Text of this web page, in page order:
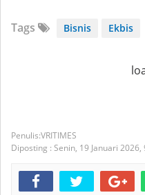
Tags Bisnis Ekbis
VRITIMES
Diposting : Senin, 19 Januari 2026,